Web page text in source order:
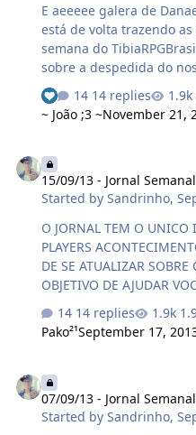
claro que (knight leva
E aeeeee galera de
está de volta trazendo
semana do
sobre a despedida do nosso
Henrique (SGM Smoke),
Setembro de 2012, se
mês e um pouquinho,
GM. Assim, numa
ser tornar o novo SGM
também? o.O) de Abril
(Danae/Citeron/Orion),
03 d…
14 replies
~ João ;3 ~November 21,
15/09/13 - Jornal
Started bySandrinho,
O JORNAL TEM O UNICO
PLAYERS
DE SE ATUALIZAR
OBJETIVO DE AJUDAR
BOA LEITURA ^^ QUER PARTICIPAR DO JORNAL ? ENTRE
EM CONTATO PVT NO
EQUIPE xD Race Roll preciso falar algo simplesmente
emocionante aquele que
sempre(ava) No dia 10 de Setembro O Grande Sandrinho
14 replies
Pako²¹September 17,
07/09/13 - Jornal
Started bySandrinho,